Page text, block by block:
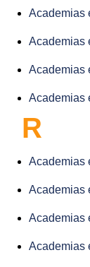
Academias
Academias
Academias
Academias
R
Academias
Academias
Academias
Academias